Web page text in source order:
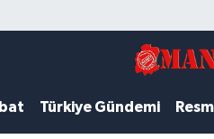
Türkiye Gündemi